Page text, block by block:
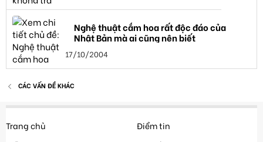
Nghệ thuật cắm hoa rất độc đáo của
Nhật Bản mà ai cũng nên biết
17/10/2004
CÁC VẤN ĐỀ KHÁC
Trang chủ
Điểm tin